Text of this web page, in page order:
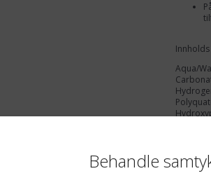
Behandle
Aqua/
Recutita